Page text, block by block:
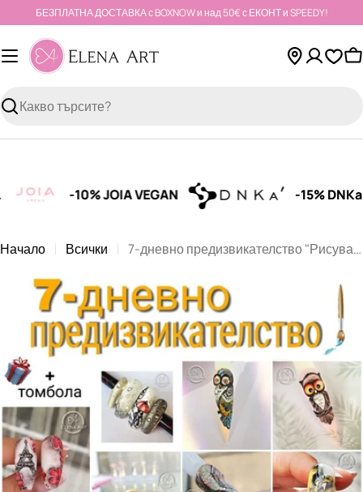
съдържанието
БЕЗПЛАТНА ДОСТАВКА с BOXNOW и над 50€ с ЕКОНТ и SPEEDY!
Търсене
-10% JOIA VEGAN -15% DNKa'
Начало Всички 7-дневно предизвикателство "Рисувай с Elena Art"
медия 0 в прозорец